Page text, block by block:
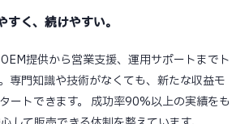
く、続けやすい。
提供から営業支援、運用サポートまでト
専門知識や技術がなくても、新たな収益モ
ートできます。 成功率90%以上の実績をも